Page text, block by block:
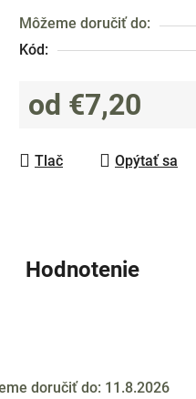
hviezdičiek.
Môžeme doručiť do:
Kód:
od €7,20
Tlač
Opýtať sa
Hodnotenie
doručiť do: 11.8.2026